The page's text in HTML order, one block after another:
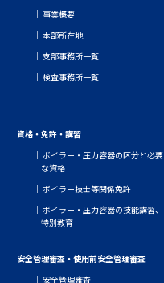
事業概要
本部所在地
支部事務所一覧
検査事務所一覧
資格・免許・講習
ボイラー・圧力容器の区分と必要
な資格
ボイラー技士等関係免許
ボイラー・圧力容器の技能講習、
特別教育
安全管理審査・使用前安全管理審査
安全管理審査